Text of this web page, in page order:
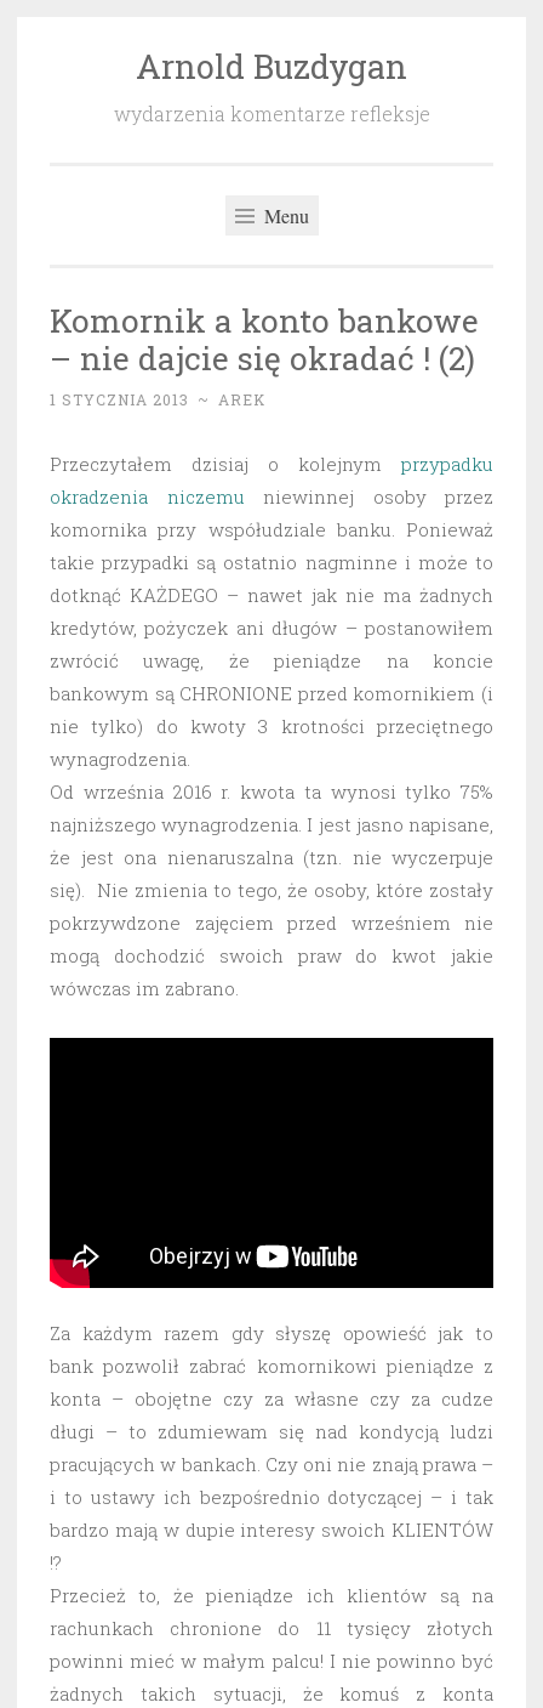
Arnold Buzdygan
wydarzenia komentarze refleksje
Menu
Komornik a konto bankowe
– nie dajcie się okradać ! (2)
1 STYCZNIA 2013 ~ AREK
Przeczytałem dzisiaj o kolejnym przypadku
okradzenia niczemu niewinnej osoby przez
komornika przy współudziale banku. Ponieważ
takie przypadki są ostatnio nagminne i może to
dotknąć KAŻDEGO – nawet jak nie ma żadnych
kredytów, pożyczek ani długów – postanowiłem
zwrócić uwagę, że pieniądze na koncie
bankowym są CHRONIONE przed komornikiem (i
nie tylko) do kwoty 3 krotności przeciętnego
wynagrodzenia.
Od września 2016 r. kwota ta wynosi tylko 75%
najniższego wynagrodzenia. I jest jasno napisane,
że jest ona nienaruszalna (tzn. nie wyczerpuje
się). Nie zmienia to tego, że osoby, które zostały
pokrzywdzone zajęciem przed wrześniem nie
mogą dochodzić swoich praw do kwot jakie
wówczas im zabrano.
Za każdym razem gdy słyszę opowieść jak to
bank pozwolił zabrać komornikowi pieniądze z
konta – obojętne czy za własne czy za cudze
długi – to zdumiewam się nad kondycją ludzi
pracujących w bankach. Czy oni nie znają prawa –
i to ustawy ich bezpośrednio dotyczącej – i tak
bardzo mają w dupie interesy swoich KLIENTÓW
!?
Przecież to, że pieniądze ich klientów są na
rachunkach chronione do 11 tysięcy złotych
powinni mieć w małym palcu! I nie powinno być
żadnych takich sytuacji, że komuś z konta